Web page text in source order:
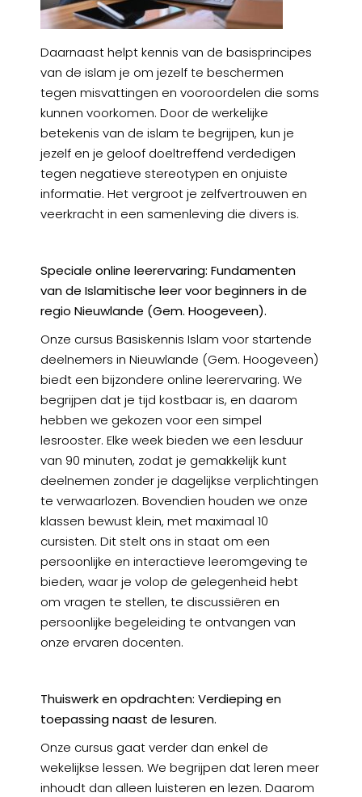
Daarnaast helpt kennis van de basisprincipes
van de islam je om jezelf te beschermen
tegen misvattingen en vooroordelen die soms
kunnen voorkomen. Door de werkelijke
betekenis van de islam te begrijpen, kun je
jezelf en je geloof doeltreffend verdedigen
tegen negatieve stereotypen en onjuiste
informatie. Het vergroot je zelfvertrouwen en
veerkracht in een samenleving die divers is.
Speciale online leerervaring: Fundamenten
van de Islamitische leer voor beginners in de
regio Nieuwlande (Gem. Hoogeveen).​
Onze cursus Basiskennis Islam voor startende
deelnemers in Nieuwlande (Gem. Hoogeveen)
biedt een bijzondere online leerervaring. We
begrijpen dat je tijd kostbaar is, en daarom
hebben we gekozen voor een simpel
lesrooster. Elke week bieden we een lesduur
van 90 minuten, zodat je gemakkelijk kunt
deelnemen zonder je dagelijkse verplichtingen
te verwaarlozen. Bovendien houden we onze
klassen bewust klein, met maximaal 10
cursisten. Dit stelt ons in staat om een
persoonlijke en interactieve leeromgeving te
bieden, waar je volop de gelegenheid hebt
om vragen te stellen, te discussiëren en
persoonlijke begeleiding te ontvangen van
onze ervaren docenten.
Thuiswerk en opdrachten: Verdieping en
toepassing naast de lesuren.
Onze cursus gaat verder dan enkel de
wekelijkse lessen. We begrijpen dat leren meer
inhoudt dan alleen luisteren en lezen. Daarom